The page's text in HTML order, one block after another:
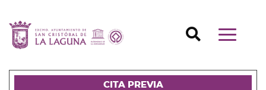
contenido
principal
página
a
la
la
Ir
al
la
Ir
principal
Mostrar/
Buscador
CITA PREVIA